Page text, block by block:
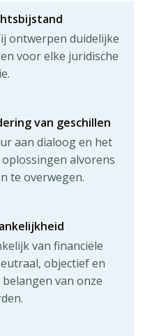
ontwerpen duidelijke
voor elke juridische
van geschillen
aan dialoog en het
alvorens
te overwegen.
van financiële
objectief en
van onze